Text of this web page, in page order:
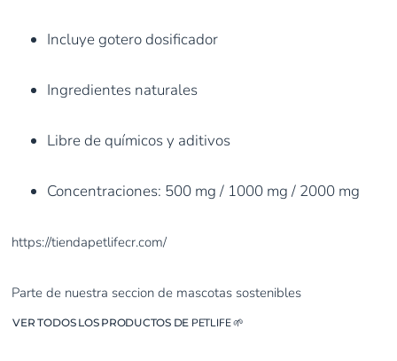
Incluye gotero dosificador
Ingredientes naturales
Libre de químicos y aditivos
Concentraciones: 500 mg / 1000 mg / 2000 mg
https://tiendapetlifecr.com/
Parte de nuestra seccion de mascotas sostenibles
VER TODOS LOS PRODUCTOS DE PETLIFE🌱